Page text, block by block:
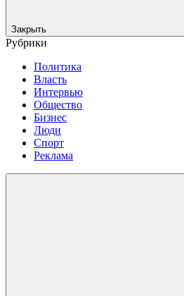
Закрыть
Рубрики
Политика
Власть
Интервью
Общество
Бизнес
Люди
Спорт
Реклама